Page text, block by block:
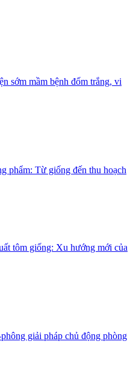
sớm mầm bệnh đốm trắng, vi
phẩm: Từ giống đến thu hoạch
tôm giống: Xu hướng mới của
giải pháp chủ động phòng